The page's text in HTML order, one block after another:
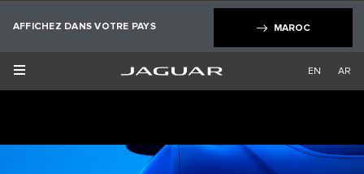
×
AFFICHEZ DANS VOTRE PAYS MAROC
EN AR